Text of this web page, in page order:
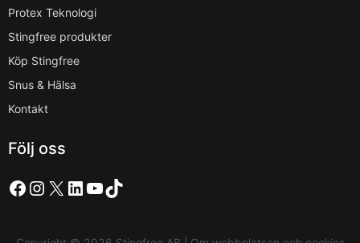
Protex Teknologi
Stingfree produkter
Köp Stingfree
Snus & Hälsa
Kontakt
Följ oss
Facebook
Instagram
X LinkedIn
YouTube
TikTok